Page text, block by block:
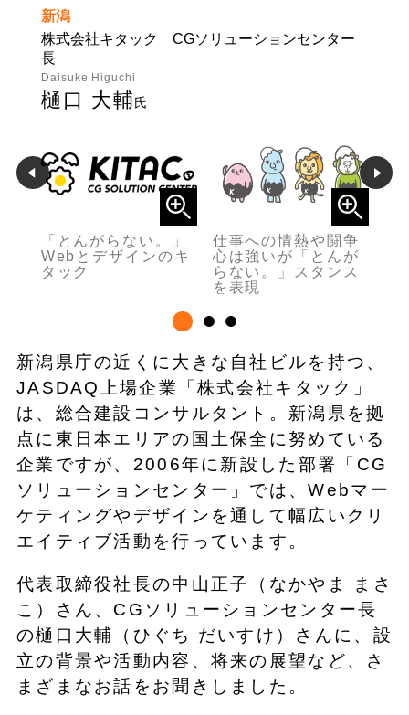
新潟
株式会社キタック CGソリューションセンター
長
Daisuke Higuchi
樋口 大輔氏
「とんがらない。」
Webとデザインのキ
タック
仕事への情熱や闘争
心は強いが「とんが
らない。」スタンス
を表現
新潟県庁の近くに大きな自社ビルを持つ、
JASDAQ上場企業「株式会社キタック」
は、総合建設コンサルタント。新潟県を拠
点に東日本エリアの国土保全に努めている
企業ですが、2006年に新設した部署「CG
ソリューションセンター」では、Webマー
ケティングやデザインを通して幅広いクリ
エイティブ活動を行っています。
代表取締役社長の中山正子（なかやま まさ
こ）さん、CGソリューションセンター長
の樋口大輔（ひぐち だいすけ）さんに、設
立の背景や活動内容、将来の展望など、さ
まざまなお話をお聞きしました。